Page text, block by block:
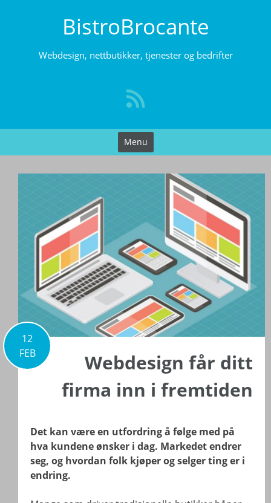
BistroBrocante
Webdesign, nettbutikker, tjenester og bedrifter
Menu
12
FEB
Webdesign får ditt
firma inn i fremtiden
Det kan være en utfordring å følge med på
hva kundene ønsker i dag. Markedet endrer
seg, og hvordan folk kjøper og selger ting er i
endring.